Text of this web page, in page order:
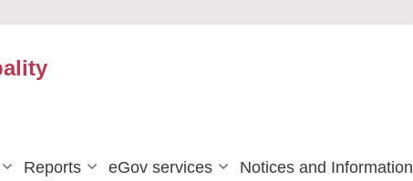
Reports eGov services Notices and Information